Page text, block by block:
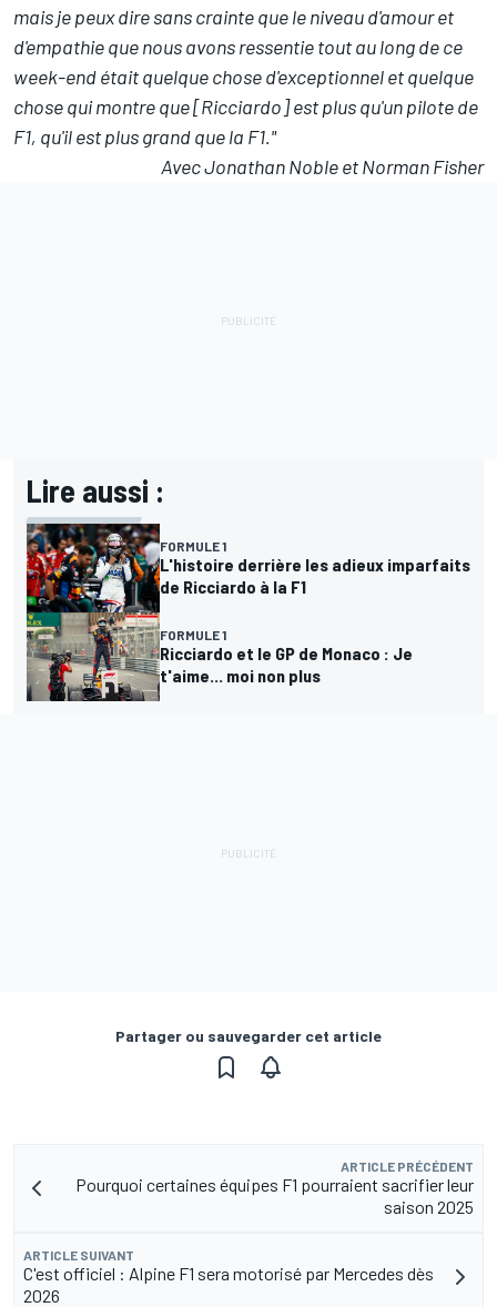
mais je peux dire sans crainte que le niveau d'amour et
d'empathie que nous avons ressentie tout au long de ce
week-end était quelque chose d'exceptionnel et quelque
chose qui montre que [Ricciardo] est plus qu'un pilote de
F1, qu'il est plus grand que la F1."
Avec Jonathan Noble et Norman Fisher
Lire aussi :
FORMULE 1
L'histoire derrière les adieux imparfaits
de Ricciardo à la F1
FORMULE 1
Ricciardo et le GP de Monaco : Je
t'aime... moi non plus
Partager ou sauvegarder cet article
ARTICLE PRÉCÉDENT
Pourquoi certaines équipes F1 pourraient sacrifier leur
saison 2025
ARTICLE SUIVANT
C'est officiel : Alpine F1 sera motorisé par Mercedes dès
2026